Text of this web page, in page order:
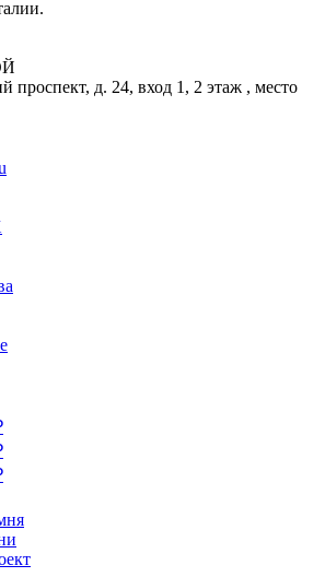
проспект, д. 24, вход 1, 2 этаж , место